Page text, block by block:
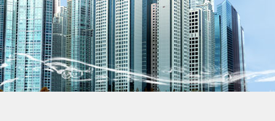
项目申报信息